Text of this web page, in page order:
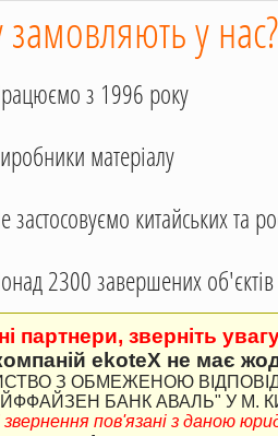
у нас?
з 1996 року
матеріалу
застосовуємо китайських та
2300 завершених об'єктів
партнери, зверніть
ekoteX не має
З ОБМЕЖЕНОЮ
БАНК АВАЛЬ" У М.
звернення пов'язані з даною